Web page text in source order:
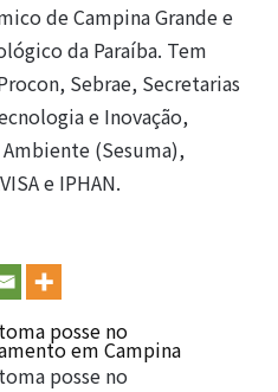
de Campina Grande e
da Paraíba. Tem
Sebrae, Secretarias
e Inovação,
(Sesuma),
e IPHAN.
posse no
em Campina
posse no